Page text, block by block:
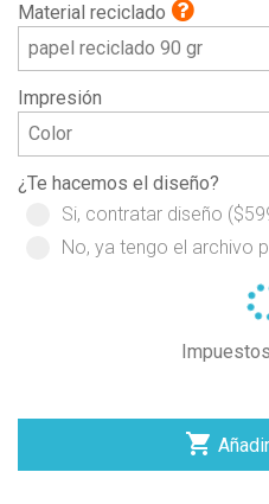
Material reciclado
Impresión
¿Te hacemos el diseño?
Si, contratar diseño
No, ya tengo el archivo
